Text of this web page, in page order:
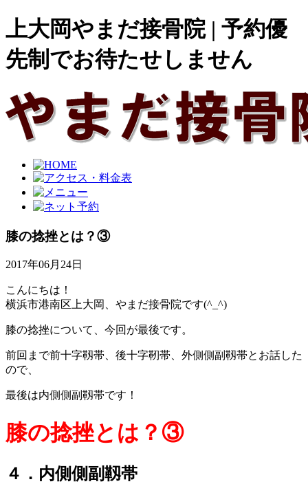
上大岡やまだ接骨院 | 予約優
先制でお待たせしません
膝の捻挫とは？③
2017年06月24日
こんにちは！
横浜市港南区上大岡、やまだ接骨院です(^_^)
膝の捻挫について、今回が最後です。
前回まで前十字靱帯、後十字靭帯、外側側副靱帯とお話した
ので、
最後は内側側副靱帯です！
膝の捻挫とは？③
４．内側側副靱帯